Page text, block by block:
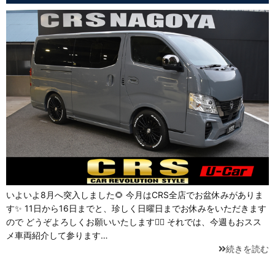
いよいよ8月へ突入しました🌻 今月はCRS全店でお盆休みがありま
す✨ 11日から16日までと、珍しく日曜日までお休みをいただきます
ので どうぞよろしくお願いいたします💁‍♂️ それでは、今週もおスス
メ車両紹介して参ります…
続きを読む